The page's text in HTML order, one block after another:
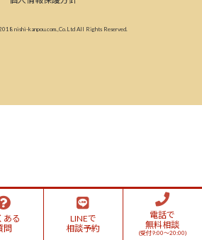
nishi-kanpou.com.,Co.Ltd All Rights Reserved.
ある
問
LINEで
相談予約
電話で
無料相談
(受付9:00～20:00)